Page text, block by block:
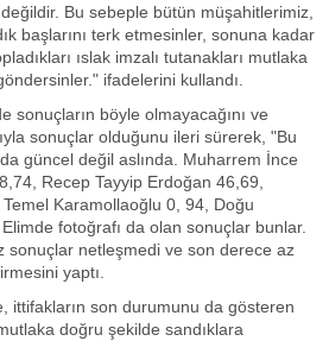
Bu sebeple bütün müşahitlerimiz,
başlarını terk etmesinler, sonuna kadar
ıslak imzalı tutanakları mutlaka
ifadelerini kullandı.
sonuçların böyle olmayacağını ve
sonuçlar olduğunu ileri sürerek, "Bu
güncel değil aslında. Muharrem İnce
Recep Tayyip Erdoğan 46,69,
Karamollaoğlu 0, 94, Doğu
fotoğrafı da olan sonuçlar bunlar.
sonuçlar netleşmedi ve son derece az
yaptı.
ittifakların son durumunu da gösteren
doğru şekilde sandıklara